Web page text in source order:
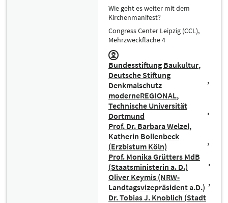
Wie geht es weiter mit dem
Kirchenmanifest?
Congress Center Leipzig (CCL),
Mehrzweckfläche 4
Bundesstiftung Baukultur
Deutsche Stiftung
Denkmalschutz
moderneREGIONAL
Technische Universität
Dortmund
Prof. Dr. Barbara Welzel
Katherin Bollenbeck
(Erzbistum Köln)
Prof. Monika Grütters MdB
(Staatsministerin a. D.)
Oliver Keymis (NRW-
Landtagsvizepräsident a.D.)
Dr. Tobias J. Knoblich (Stadt